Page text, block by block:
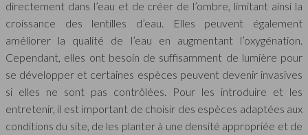
directement dans l’eau et de créer de l’ombre, limitant ainsi la
croissance des lentilles d’eau. Elles peuvent également
améliorer la qualité de l’eau en augmentant l’oxygénation.
Cependant, elles ont besoin de suffisamment de lumière pour
se développer et certaines espèces peuvent devenir invasives
si elles ne sont pas contrôlées. Pour les introduire et les
entretenir, il est important de choisir des espèces adaptées aux
conditions du site, de les planter à une densité appropriée et de